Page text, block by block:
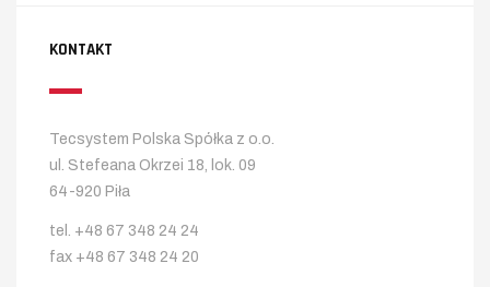
KONTAKT
Tecsystem Polska Spółka z o.o.
ul. Stefeana Okrzei 18, lok. 09
64-920 Piła
tel. +48 67 348 24 24
fax +48 67 348 24 20